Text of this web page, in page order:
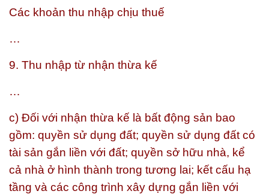
Các khoản thu nhập chịu thuế
…
9. Thu nhập từ nhận thừa kế
…
c) Đối với nhận thừa kế là bất động sản bao
gồm: quyền sử dụng đất; quyền sử dụng đất có
tài sản gắn liền với đất; quyền sở hữu nhà, kể
cả nhà ở hình thành trong tương lai; kết cấu hạ
tầng và các công trình xây dựng gắn liền với